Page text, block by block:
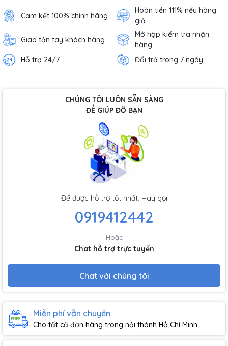
Cam kết 100% chính hãng
Hoàn tiền 111% nếu hàng
giả
Giao tận tay khách hàng
Mở hộp kiểm tra nhận
hàng
Hỗ trợ 24/7
Đổi trả trong 7 ngày
CHÚNG TÔI LUÔN SẴN SÀNG
ĐỂ GIÚP ĐỠ BẠN
Để được hỗ trợ tốt nhất. Hãy gọi
0919412442
Hoặc
Chat hỗ trợ trực tuyến
Chat với chúng tôi
Miễn phí vẫn chuyển
Cho tất cả đơn hàng trong nội thành Hồ Chí Minh